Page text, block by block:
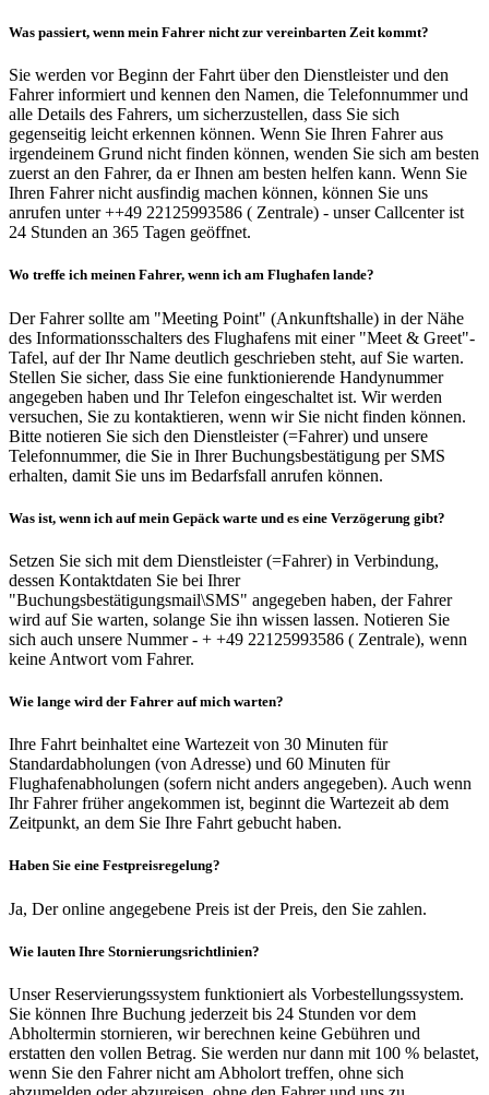
Was passiert, wenn mein Fahrer nicht zur vereinbarten Zeit kommt?
Sie werden vor Beginn der Fahrt über den Dienstleister und den
Fahrer informiert und kennen den Namen, die Telefonnummer und
alle Details des Fahrers, um sicherzustellen, dass Sie sich
gegenseitig leicht erkennen können. Wenn Sie Ihren Fahrer aus
irgendeinem Grund nicht finden können, wenden Sie sich am besten
zuerst an den Fahrer, da er Ihnen am besten helfen kann. Wenn Sie
Ihren Fahrer nicht ausfindig machen können, können Sie uns
anrufen unter ++49 22125993586 ( Zentrale) - unser Callcenter ist
24 Stunden an 365 Tagen geöffnet.
Wo treffe ich meinen Fahrer, wenn ich am Flughafen lande?
Der Fahrer sollte am "Meeting Point" (Ankunftshalle) in der Nähe
des Informationsschalters des Flughafens mit einer "Meet & Greet"-
Tafel, auf der Ihr Name deutlich geschrieben steht, auf Sie warten.
Stellen Sie sicher, dass Sie eine funktionierende Handynummer
angegeben haben und Ihr Telefon eingeschaltet ist. Wir werden
versuchen, Sie zu kontaktieren, wenn wir Sie nicht finden können.
Bitte notieren Sie sich den Dienstleister (=Fahrer) und unsere
Telefonnummer, die Sie in Ihrer Buchungsbestätigung per SMS
erhalten, damit Sie uns im Bedarfsfall anrufen können.
Was ist, wenn ich auf mein Gepäck warte und es eine Verzögerung gibt?
Setzen Sie sich mit dem Dienstleister (=Fahrer) in Verbindung,
dessen Kontaktdaten Sie bei Ihrer
"Buchungsbestätigungsmail\SMS" angegeben haben, der Fahrer
wird auf Sie warten, solange Sie ihn wissen lassen. Notieren Sie
sich auch unsere Nummer - + +49 22125993586 ( Zentrale), wenn
keine Antwort vom Fahrer.
Wie lange wird der Fahrer auf mich warten?
Ihre Fahrt beinhaltet eine Wartezeit von 30 Minuten für
Standardabholungen (von Adresse) und 60 Minuten für
Flughafenabholungen (sofern nicht anders angegeben). Auch wenn
Ihr Fahrer früher angekommen ist, beginnt die Wartezeit ab dem
Zeitpunkt, an dem Sie Ihre Fahrt gebucht haben.
Haben Sie eine Festpreisregelung?
Ja, Der online angegebene Preis ist der Preis, den Sie zahlen.
Wie lauten Ihre Stornierungsrichtlinien?
Unser Reservierungssystem funktioniert als Vorbestellungssystem.
Sie können Ihre Buchung jederzeit bis 24 Stunden vor dem
Abholtermin stornieren, wir berechnen keine Gebühren und
erstatten den vollen Betrag. Sie werden nur dann mit 100 % belastet,
wenn Sie den Fahrer nicht am Abholort treffen, ohne sich